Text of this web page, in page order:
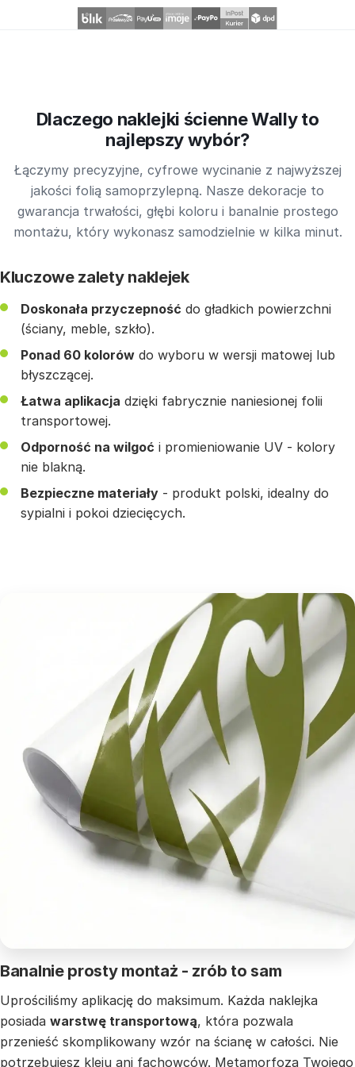
Dlaczego naklejki ścienne Wally to
najlepszy wybór?
Łączymy precyzyjne, cyfrowe wycinanie z najwyższej
jakości folią samoprzylepną. Nasze dekoracje to
gwarancja trwałości, głębi koloru i banalnie prostego
montażu, który wykonasz samodzielnie w kilka minut.
Kluczowe zalety naklejek
Doskonała przyczepność do gładkich powierzchni
(ściany, meble, szkło).
Ponad 60 kolorów do wyboru w wersji matowej lub
błyszczącej.
Łatwa aplikacja dzięki fabrycznie naniesionej folii
transportowej.
Odporność na wilgoć i promieniowanie UV - kolory
nie blakną.
Bezpieczne materiały - produkt polski, idealny do
sypialni i pokoi dziecięcych.
Banalnie prosty montaż - zrób to sam
Uprościliśmy aplikację do maksimum. Każda naklejka
posiada warstwę transportową, która pozwala
przenieść skomplikowany wzór na ścianę w całości. Nie
potrzebujesz kleju ani fachowców. Metamorfoza Twojego